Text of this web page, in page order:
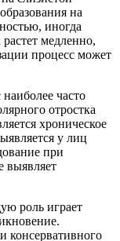
на
иногда
медленно,
процесс может
часто
отростка
хроническое
у лиц
при
выявляет
роль играет
консервативного